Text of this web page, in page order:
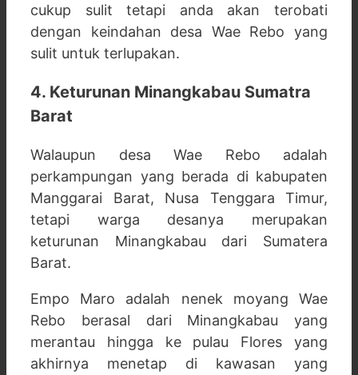
cukup sulit tetapi anda akan terobati
dengan keindahan desa Wae Rebo yang
sulit untuk terlupakan.
4. Keturunan Minangkabau Sumatra
Barat
Walaupun desa Wae Rebo adalah
perkampungan yang berada di kabupaten
Manggarai Barat, Nusa Tenggara Timur,
tetapi warga desanya merupakan
keturunan Minangkabau dari Sumatera
Barat.
Empo Maro adalah nenek moyang Wae
Rebo berasal dari Minangkabau yang
merantau hingga ke pulau Flores yang
akhirnya menetap di kawasan yang